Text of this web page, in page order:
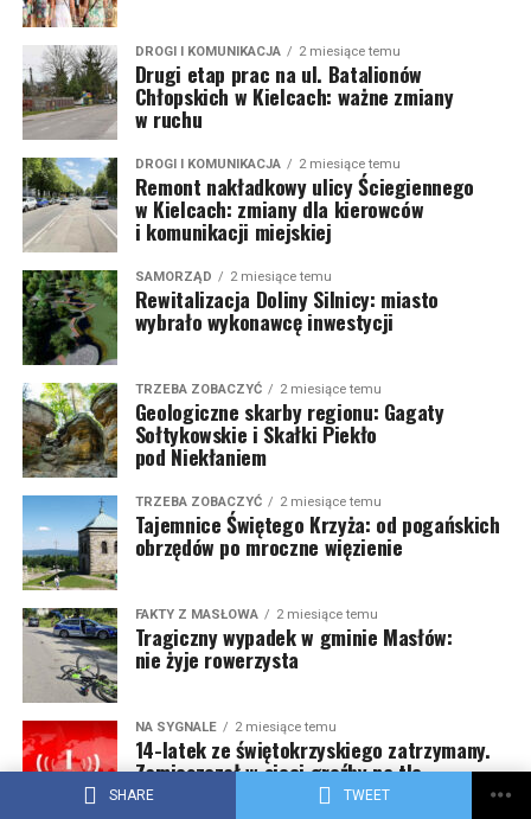
SHARE TWEET
DROGI I KOMUNIKACJA 2 miesiące temu
Drugi etap prac na ul. Batalionów
Chłopskich w Kielcach: ważne zmiany
w ruchu
DROGI I KOMUNIKACJA 2 miesiące temu
Remont nakładkowy ulicy Ściegiennego
w Kielcach: zmiany dla kierowców
i komunikacji miejskiej
SAMORZĄD 2 miesiące temu
Rewitalizacja Doliny Silnicy: miasto
wybrało wykonawcę inwestycji
TRZEBA ZOBACZYĆ 2 miesiące temu
Geologiczne skarby regionu: Gagaty
Sołtykowskie i Skałki Piekło
pod Niekłaniem
TRZEBA ZOBACZYĆ 2 miesiące temu
Tajemnice Świętego Krzyża: od pogańskich
obrzędów po mroczne więzienie
FAKTY Z MASŁOWA 2 miesiące temu
Tragiczny wypadek w gminie Masłów:
nie żyje rowerzysta
NA SYGNALE 2 miesiące temu
14-latek ze świętokrzyskiego zatrzymany.
Zamieszczał w sieci groźby na tle
wyznaniowym